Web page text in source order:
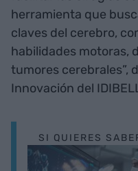
herramienta que
claves del cerebro,
habilidades motoras,
tumores cerebrales”,
Innovación del
SI QUIERES